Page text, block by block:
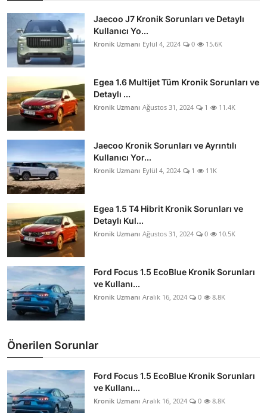
Jaecoo J7 Kronik Sorunları ve Detaylı
Kullanıcı Yo...
Kronik Uzmanı Eylül 4, 2024 0 15.6K
Egea 1.6 Multijet Tüm Kronik Sorunları ve
Detaylı ...
Kronik Uzmanı Ağustos 31, 2024 1 11.4K
Jaecoo Kronik Sorunları ve Ayrıntılı
Kullanıcı Yor...
Kronik Uzmanı Eylül 4, 2024 1 11K
Egea 1.5 T4 Hibrit Kronik Sorunları ve
Detaylı Kul...
Kronik Uzmanı Ağustos 31, 2024 0 10.5K
Ford Focus 1.5 EcoBlue Kronik Sorunları
ve Kullanı...
Kronik Uzmanı Aralık 16, 2024 0 8.8K
Önerilen Sorunlar
Ford Focus 1.5 EcoBlue Kronik Sorunları
ve Kullanı...
Kronik Uzmanı Aralık 16, 2024 0 8.8K